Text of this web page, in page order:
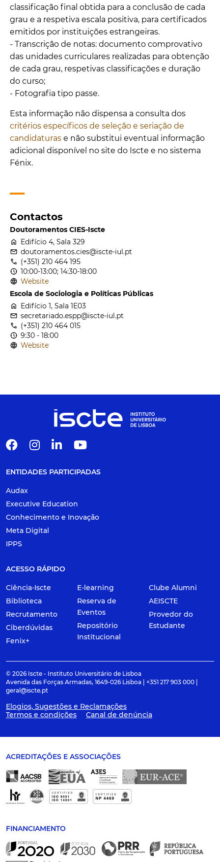
classificação final obtida para a conclusão de cada
grau e a respetiva escala positiva, para certificados
emitidos por instituições estrangeiras.
- Transcrição de notas: documento comprovativo
das unidades curriculares realizadas para obtenção
de cada grau, respetivas classificações e duração
do curso;
- Fotografia tipo passe.
Esta informação não dispensa a consulta dos
critérios específicos de seleção e seriação de
candidaturas e não substitui eventual informação
adicional disponível no site do Iscte e no sistema
Fénix.
Contactos
Doutoramentos CIES-Iscte
home Edifício 4, Sala 329
email doutoramentos.cies@iscte-iul.pt
call (+351) 210 464 195
nest_clock_farsight_analog 10:00-13:00; 14:30-18:00
language Website
Escola de Sociologia e Políticas Públicas
home Edifício 1, Sala 1E03
email secretariado.espp@iscte-iul.pt
call (+351) 210 464 015
nest_clock_farsight_analog 9:30 - 18:00
language Website
ENTIDADES PARTICIPADAS
Audax
Executive Education
Conhecimento e Inovação
Meta Digital
IPPS
ACESSO RÁPIDO
Ciência-Iscte
Biblioteca
Recrutamento
Ciberdúvidas
Fenix+
E-learning
Reserva de
Eventos
Repositório
Institucional
Clube Alumni
AEISCTE
Provedor do
Estudante
© 2026 Iscte - Instituto Universitário de Lisboa
Avenida das Forças Armadas, 1649-026 Lisboa | +351 217 903 000 |
geral@iscte.pt
Elogios, Sugestões e Reclamações
Termos e condições
Canal de denúncia
ACREDITAÇÕES E ASSOCIAÇÕES
FINANCIAMENTO